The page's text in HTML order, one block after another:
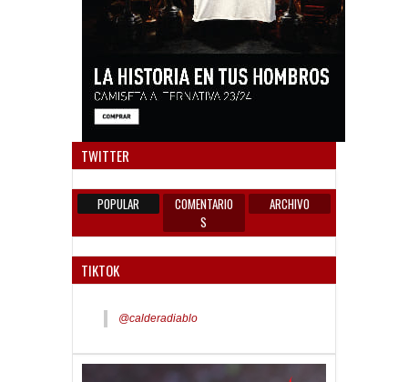
TWITTER
POPULAR
COMENTARIO
S
ARCHIVO
TIKTOK
@calderadiablo